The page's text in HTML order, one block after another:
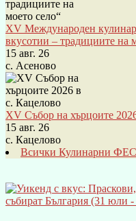
XV Международен
вкусотии – традициите на
15 авг. 26
с. Асеново
XV Събор на хърцоите
15 авг. 26
с. Кацелово
Всички Кулинарни